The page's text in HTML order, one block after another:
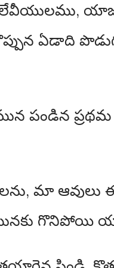
ఏడాది
పండిన
మా
గొనిపోయి